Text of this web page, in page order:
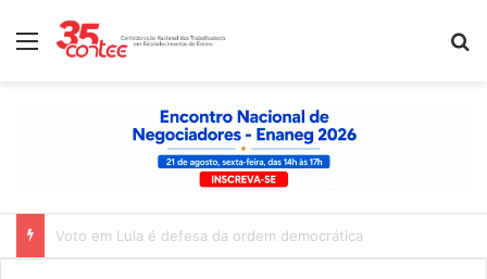
Menu
Nota de solidariedade ao povo venezuelano